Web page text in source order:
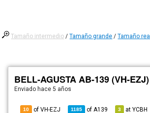
Tamaño intermedio /Tamaño grande /Tamaño real
BELL-AGUSTA AB-139 (VH-EZJ)
Enviado hace 5 años
10 of VH-EZJ 1185 of A139 3 atYCBH